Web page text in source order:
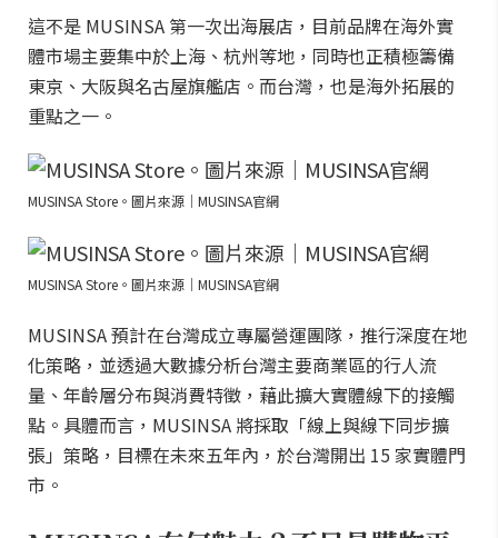
這不是 MUSINSA 第一次出海展店，目前品牌在海外實
體市場主要集中於上海、杭州等地，同時也正積極籌備
東京、大阪與名古屋旗艦店。而台灣，也是海外拓展的
重點之一。
MUSINSA Store。圖片來源｜MUSINSA官網
MUSINSA Store。圖片來源｜MUSINSA官網
MUSINSA 預計在台灣成立專屬營運團隊，推行深度在地
化策略，並透過大數據分析台灣主要商業區的行人流
量、年齡層分布與消費特徵，藉此擴大實體線下的接觸
點。具體而言，MUSINSA 將採取「線上與線下同步擴
張」策略，目標在未來五年內，於台灣開出 15 家實體門
市。